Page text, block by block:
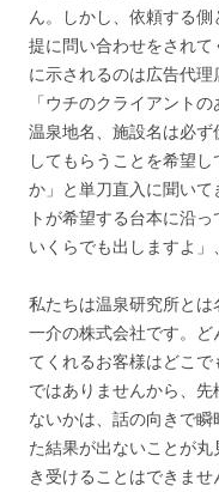
ん。しかし、依頼する
提に問い合わせをされ
に示されるのは広告代理
「ウチのクライアント
温泉地名、施設名は必
してもらうことを希望
か」と単刀直入に聞い
トが希望する台本に沿
いくらでも出しますよ」
私たちは温泉研究所と
一介の株式会社です。
てくれるお客様はどこ
ではありませんから、
ないかは、話の向きで
た結果が出ないことが
き受けることはできま